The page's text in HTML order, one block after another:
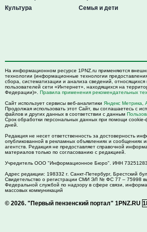
Культура
Семья и дети
На информационном ресурсе 1PNZ.ru применяются
технологии (информационные технологии
сбора, систематизации и анализа сведений, относящихся
пользователей сети «Интернет», находящихся на
Федерации)». Правила применения рекомендательных
Сайт использует сервисы веб-аналитики Яндекс Метрика
Продолжая использовать этот Сайт, вы соглашаетесь с
файлов и других данных в соответствии с данным
Срок обработки персональных данных при помощи cookie-
дней.
Редакция не несет ответственность за достоверность
опубликованной в рекламных объявлениях и сообщениях
агентств. Редакция не предоставляет справочной
материалов только по согласованию с редакцией.
Учредитель ООО "Информационное Бюро". ИНН
Адрес редакции: 198332 г. Санкт-Петербург, Брестский
Свидетельство о регистрации СМИ ЭЛ № ФС 77 – 75998
Федеральной службой по надзору в сфере связи,
массовых коммуникаций
© 2026. "Первый пензенский портал" 1PNZ.RU